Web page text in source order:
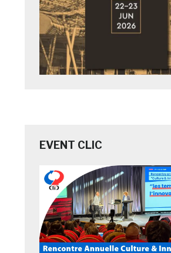
EVENT CLIC